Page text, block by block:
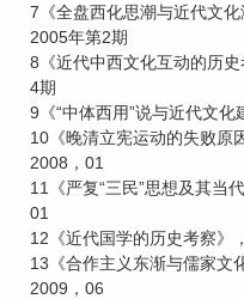
7《全盘西化思潮与近代文
2005年第2期
8《近代中西文化互动的历
4期
9《“中体西用”说与近代文
10《晚清立宪运动的失败原
2008，01
11《严复“三民”思想及其当
01
12《近代国学的历史考察》
13《合作主义东渐与儒家文
2009，06